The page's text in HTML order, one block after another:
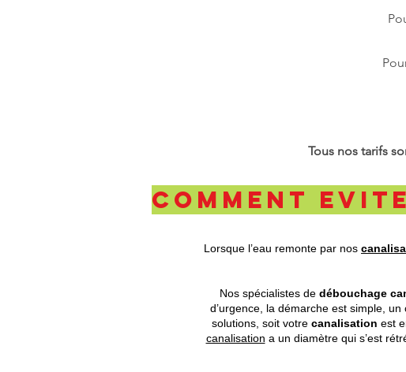
Tous nos tarifs
comment
Lorsque l’eau remonte par nos
Nos spécialistes de débouchage
d’urgence, la démarche est simple,
solutions, soit votre canalisation est
canalisation a un diamètre qui s’est